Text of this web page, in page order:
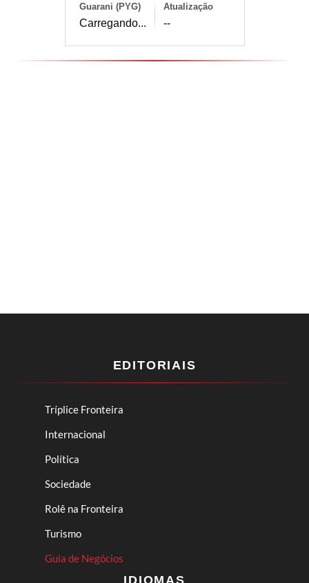
Guarani (PYG)
Carregando...
Atualização
--
EDITORIAIS
Tríplice Fronteira
Internacional
Política
Sociedade
Rolê na Fronteira
Turismo
Guia de Negócios
IDIOMAS